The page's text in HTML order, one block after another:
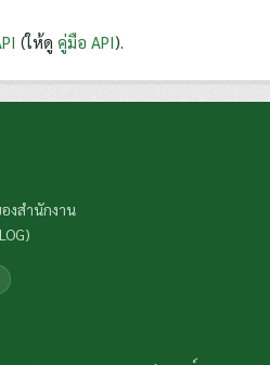
(ให้ดู คู่มือ API).
งสำนักงาน